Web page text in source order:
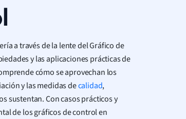
a través de la lente del Gráfico de
y las aplicaciones prácticas de
cómo se aprovechan los
y las medidas decalidad,
sustentan. Con casos prácticos y
de los gráficos de control en